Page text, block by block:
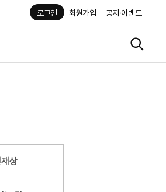
로그인 회원가입 공지·이벤트
상